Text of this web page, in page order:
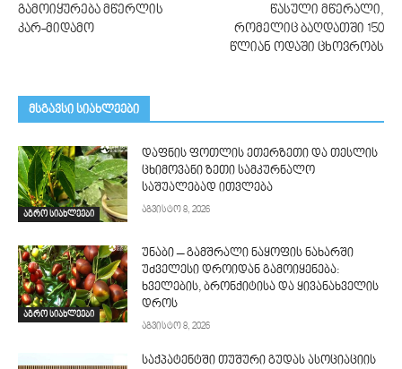
გამოიყურება მწერლის
კარ-მიდამო
წასული მწერალი,
რომელიც ბაღდათში 150
წლიან ოდაში ცხოვრობს
მსგავსი სიახლეები
აგრო სიახლეები
დაფნის ფოთლის ეთერზეთი და თესლის
ცხიმოვანი ზეთი სამკურნალო
საშუალებად ითვლება
აგვისტო 8, 2026
აგრო სიახლეები
უნაბი – გამშრალი ნაყოფის ნახარში
უძველესი დროიდან გამოიყენება:
ხველების, ბრონქიტისა და ყივანახველის
დროს
აგვისტო 8, 2026
საქპატენტში თუშური გუდას ასოციაციის